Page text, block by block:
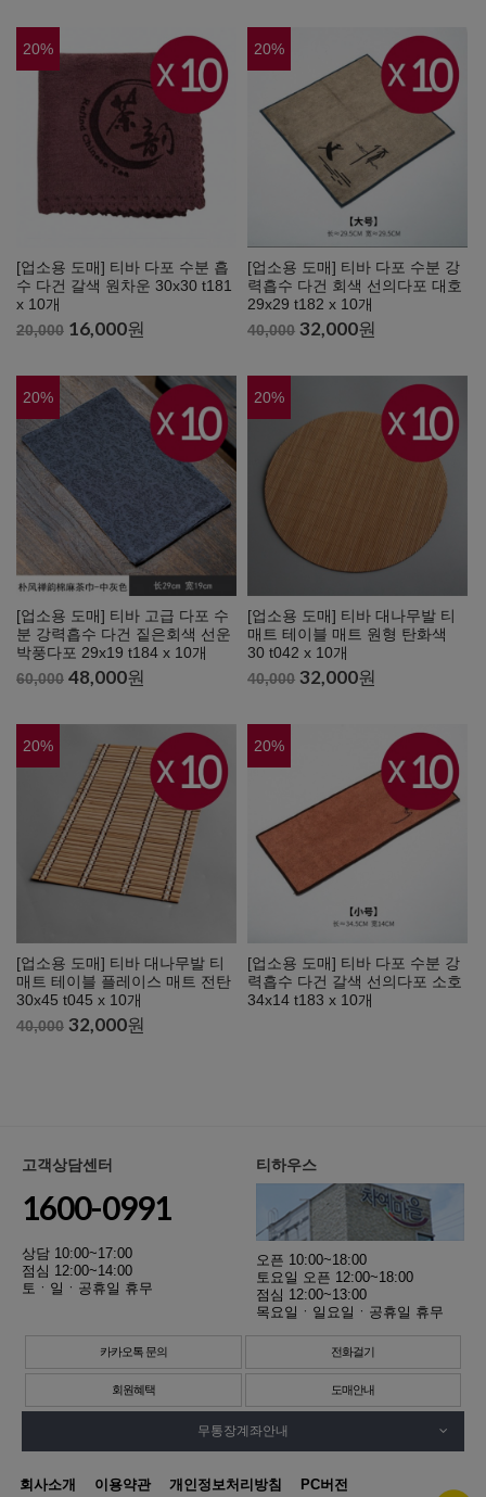
20%
[업소용 도매] 티바 다포 수분 흡
수 다건 갈색 원차운 30x30 t181
x 10개
20,000 16,000원
20%
[업소용 도매] 티바 다포 수분 강
력흡수 다건 회색 선의다포 대호
29x29 t182 x 10개
40,000 32,000원
20%
[업소용 도매] 티바 고급 다포 수
분 강력흡수 다건 짙은회색 선운
박풍다포 29x19 t184 x 10개
60,000 48,000원
20%
[업소용 도매] 티바 대나무발 티
매트 테이블 매트 원형 탄화색
30 t042 x 10개
40,000 32,000원
20%
[업소용 도매] 티바 대나무발 티
매트 테이블 플레이스 매트 전탄
30x45 t045 x 10개
40,000 32,000원
20%
[업소용 도매] 티바 다포 수분 강
력흡수 다건 갈색 선의다포 소호
34x14 t183 x 10개
고객상담센터
1600-0991
상담 10:00~17:00
점심 12:00~14:00
토ㆍ일ㆍ공휴일 휴무
티하우스
오픈 10:00~18:00
토요일 오픈 12:00~18:00
점심 12:00~13:00
목요일ㆍ일요일ㆍ공휴일 휴무
카카오톡 문의 전화걸기
회원혜택 도매안내
무통장계좌안내
회사소개 이용약관 개인정보처리방침 PC버전